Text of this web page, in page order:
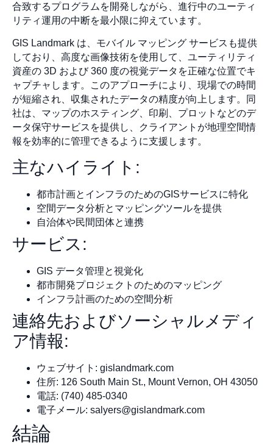
合致するプログラムを開発しながら、進行中のユーティ
リティ運用の中断を最小限に抑えています。
GIS Landmark は、モバイル マッピング サービスも提供
しており、高度な画像技術を使用して、ユーティリティ
資産の 3D および 360 度の視覚データを正確な位置でキ
ャプチャします。このアプローチにより、現場での時間
が短縮され、収集されたデータの精度が向上します。同
社は、マップのホスティング、印刷、プロットなどのデ
ータ保守サービスを提供し、クライアントが地理空間情
報を効率的に管理できるように支援します。
主なハイライト:
都市計画とインフラのためのGISサービスに特化
空間データ分析とマッピングツールを提供
自治体や民間団体と連携
サービス:
GIS データ管理と視覚化
都市開発プロジェクトのためのマッピング
インフラ計画のための空間分析
連絡先およびソーシャルメディ
ア情報:
ウェブサイト: gislandmark.com
住所: 126 South Main St., Mount Vernon, OH 43050
電話: (740) 485-0340
電子メール: salyers@gislandmark.com
結論